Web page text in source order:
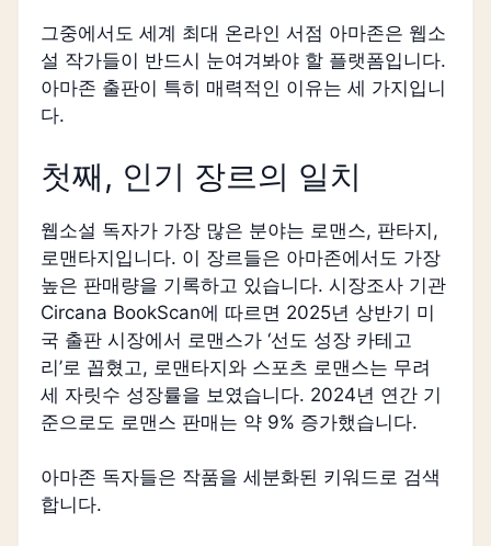
그중에서도 세계 최대 온라인 서점 아마존은 웹소
설 작가들이 반드시 눈여겨봐야 할 플랫폼입니다.
아마존 출판이 특히 매력적인 이유는 세 가지입니
다.
첫째, 인기 장르의 일치
웹소설 독자가 가장 많은 분야는 로맨스, 판타지,
로맨타지입니다. 이 장르들은 아마존에서도 가장
높은 판매량을 기록하고 있습니다. 시장조사 기관
Circana BookScan에 따르면 2025년 상반기 미
국 출판 시장에서 로맨스가 ‘선도 성장 카테고
리’로 꼽혔고, 로맨타지와 스포츠 로맨스는 무려
세 자릿수 성장률을 보였습니다. 2024년 연간 기
준으로도 로맨스 판매는 약 9% 증가했습니다.
아마존 독자들은 작품을 세분화된 키워드로 검색
합니다.